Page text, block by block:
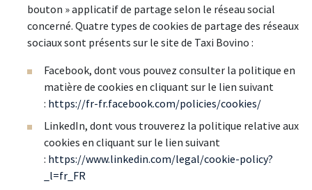
bouton » applicatif de partage selon le réseau social
concerné. Quatre types de cookies de partage des réseaux
sociaux sont présents sur le site de Taxi Bovino :
Facebook, dont vous pouvez consulter la politique en
matière de cookies en cliquant sur le lien suivant
: https://fr-fr.facebook.com/policies/cookies/
LinkedIn, dont vous trouverez la politique relative aux
cookies en cliquant sur le lien suivant
: https://www.linkedin.com/legal/cookie-policy?
_l=fr_FR